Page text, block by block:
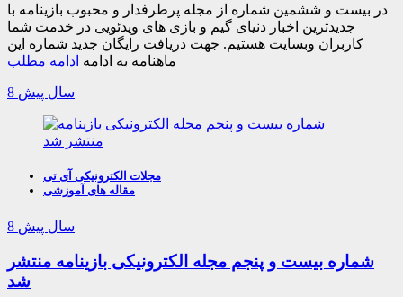
در بیست و ششمین شماره از مجله پرطرفدار و محبوب بازینامه با
جدیدترین اخبار دنیای گیم و بازی های ویدئویی در خدمت شما
کاربران وبسایت هستیم. جهت دریافت رایگان جدید شماره این
ماهنامه به ادامه ادامه مطلب
8 سال پیش
مجلات الکترونیکی آی تی
مقاله های آموزشی
8 سال پیش
شماره بیست و پنجم مجله الکترونیکی بازینامه منتشر
شد